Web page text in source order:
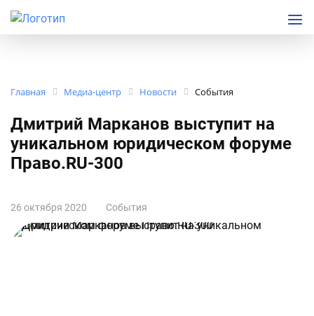
Главная Медиа-центр Новости События
Дмитрий Марканов выступит на
уникальном юридическом форуме
Право.RU-300
26 октября 2020 События